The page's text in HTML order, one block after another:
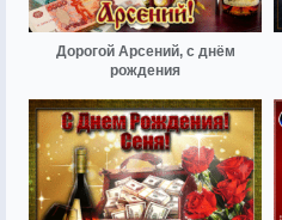
Дорогой Арсений, с днём
рождения